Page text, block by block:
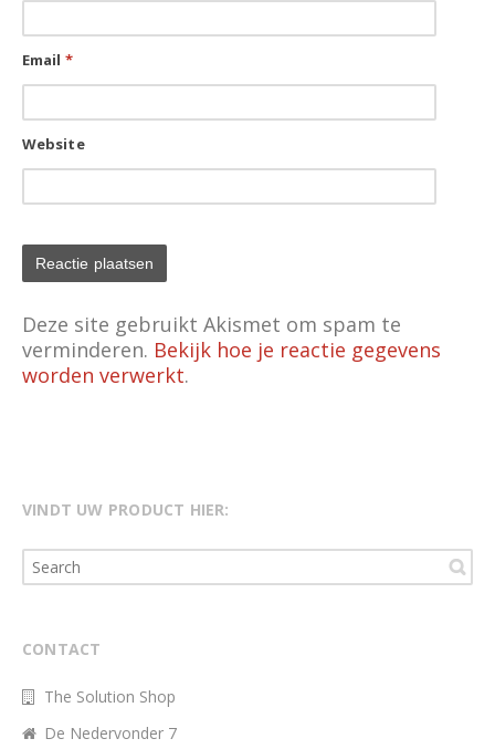
Email *
Website
Deze site gebruikt Akismet om spam te
verminderen. Bekijk hoe je reactie gegevens
worden verwerkt.
VINDT UW PRODUCT HIER:
CONTACT
The Solution Shop
De Nedervonder 7